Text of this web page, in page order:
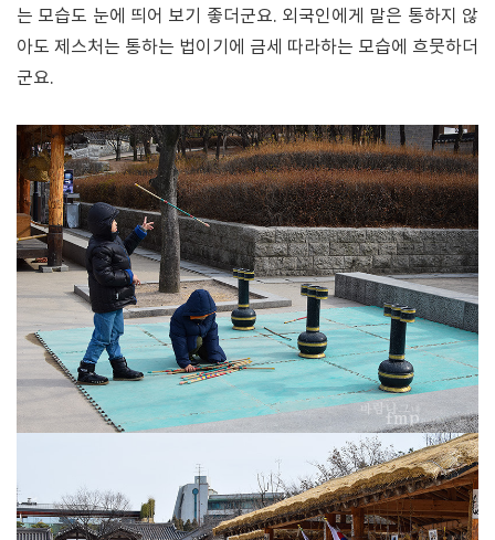
는 모습도 눈에 띄어 보기 좋더군요. 외국인에게 말은 통하지 않
아도 제스처는 통하는 법이기에 금세 따라하는 모습에 흐뭇하더
군요.